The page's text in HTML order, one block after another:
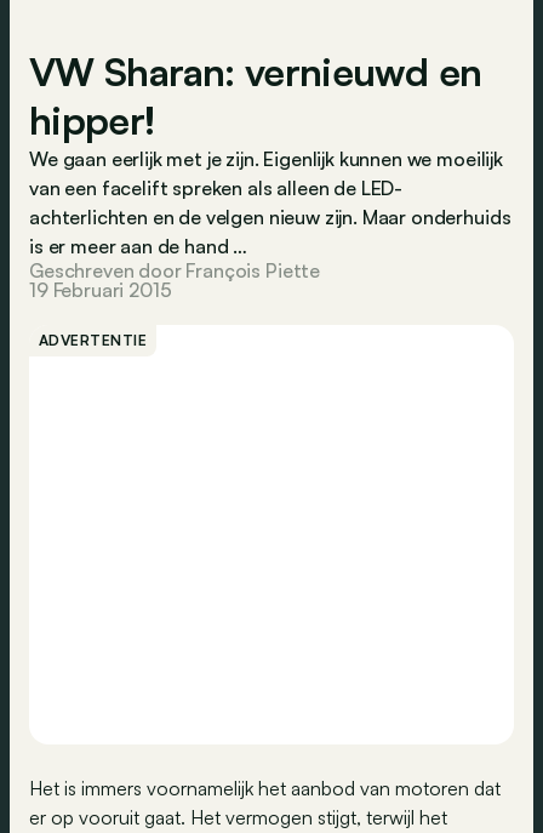
VW Sharan: vernieuwd en
hipper!
We gaan eerlijk met je zijn. Eigenlijk kunnen we moeilijk
van een facelift spreken als alleen de LED-
achterlichten en de velgen nieuw zijn. Maar onderhuids
is er meer aan de hand …
Geschreven door François Piette
19 Februari 2015
ADVERTENTIE
Het is immers voornamelijk het aanbod van motoren dat
er op vooruit gaat. Het vermogen stijgt, terwijl het